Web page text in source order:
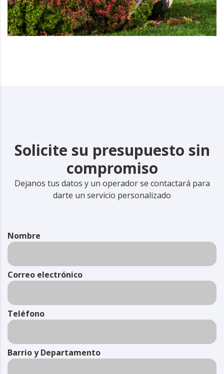
Solicite su presupuesto sin
compromiso
Dejanos tus datos y un operador se contactará para
darte un servicio personalizado
Nombre
Correo electrónico
Teléfono
Barrio y Departamento